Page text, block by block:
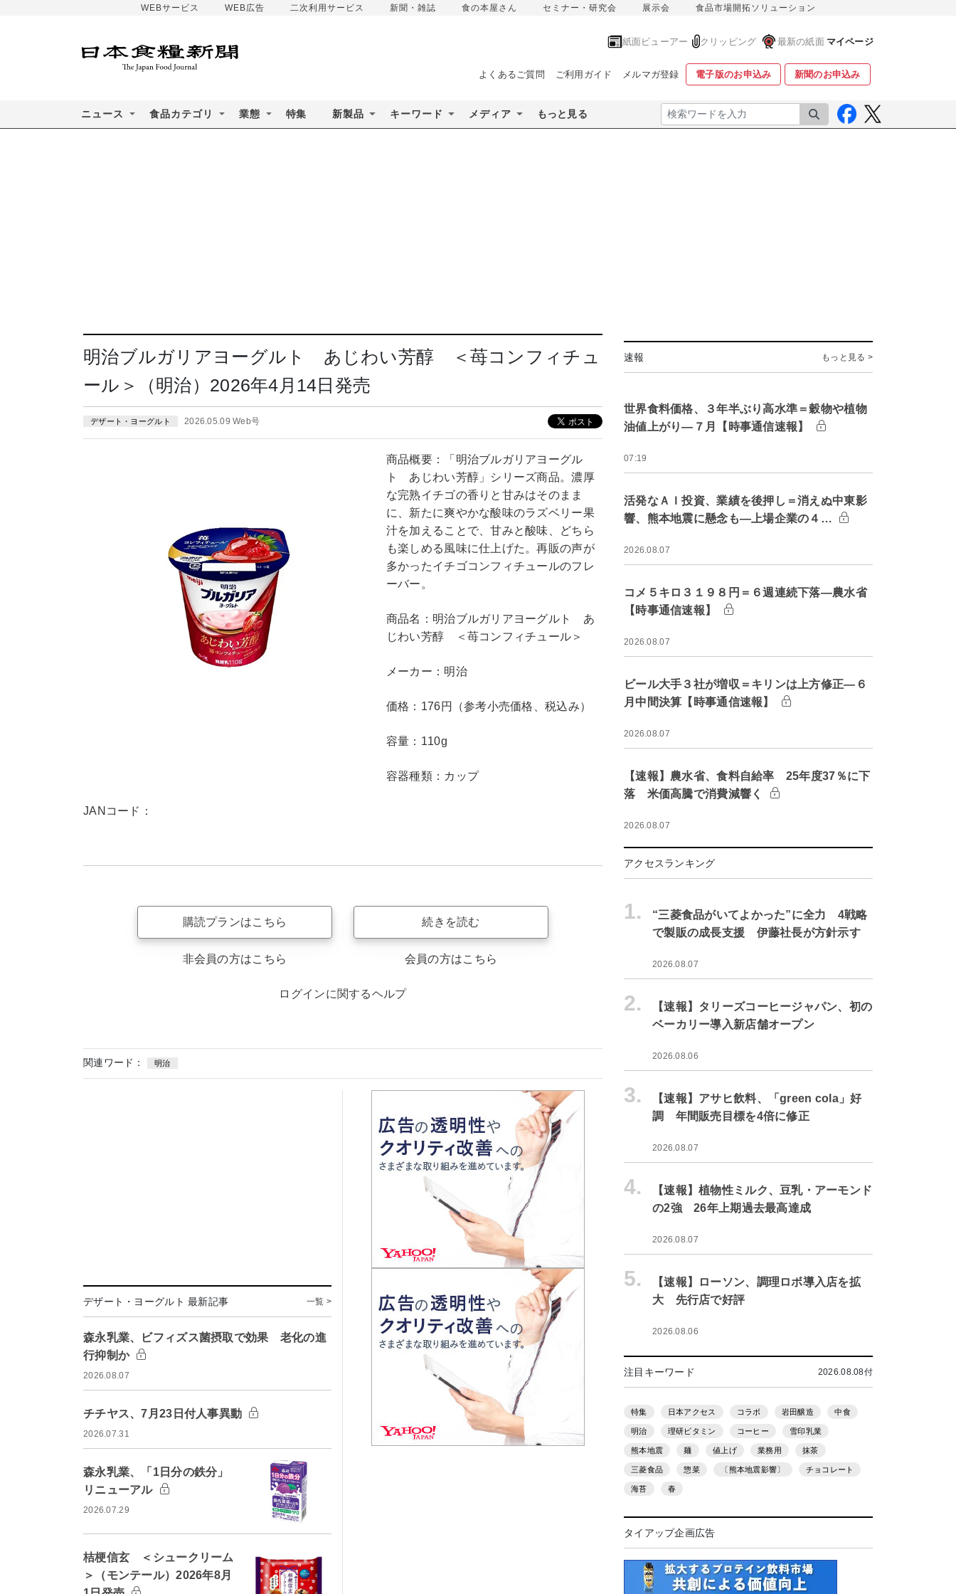
WEBサービス WEB広告 二次利用サービス 新聞・雑誌 食の本屋さん セミナー・研究会 展示会 食品市場開拓ソリューション
紙面ビューアー クリッピング 最新の紙面 マイページ
よくあるご質問 ご利用ガイド メルマガ登録 電子版のお申込み 新聞のお申込み
ニュース 食品カテゴリ 業態 特集 新製品 キーワード メディア もっと見る 検索
明治ブルガリアヨーグルト あじわい芳醇 ＜苺コンフィチュ
ール＞（明治）2026年4月14日発売
デザート・ヨーグルト 2026.05.09 Web号
商品概要：「明治ブルガリアヨーグル
ト あじわい芳醇」シリーズ商品。濃厚
な完熟イチゴの香りと甘みはそのまま
に、新たに爽やかな酸味のラズベリー果
汁を加えることで、甘みと酸味、どちら
も楽しめる風味に仕上げた。再販の声が
多かったイチゴコンフィチュールのフレ
ーバー。
商品名：明治ブルガリアヨーグルト あ
じわい芳醇 ＜苺コンフィチュール＞
メーカー：明治
価格：176円（参考小売価格、税込み）
容量：110g
容器種類：カップ
JANコード：
購読プランはこちら
非会員の方はこちら
続きを読む
会員の方はこちら
ログインに関するヘルプ
関連ワード： 明治
デザート・ヨーグルト 最新記事 一覧 >
森永乳業、ビフィズス菌摂取で効果 老化の進
行抑制か
2026.08.07
チチヤス、7月23日付人事異動
2026.07.31
森永乳業、「1日分の鉄分」
リニューアル
2026.07.29
桔梗信玄 ＜シュークリーム
＞（モンテール）2026年8月
速報 もっと見る >
世界食料価格、３年半ぶり高水準＝穀物や植物
油値上がり―７月【時事通信速報】
07:19
活発なＡＩ投資、業績を後押し＝消えぬ中東影
響、熊本地震に懸念も―上場企業の４…
2026.08.07
コメ５キロ３１９８円＝６週連続下落―農水省
【時事通信速報】
2026.08.07
ビール大手３社が増収＝キリンは上方修正―６
月中間決算【時事通信速報】
2026.08.07
【速報】農水省、食料自給率 25年度37％に下
落 米価高騰で消費減響く
2026.08.07
アクセスランキング
1.
“三菱食品がいてよかった”に全力 4戦略
で製販の成長支援 伊藤社長が方針示す
2026.08.07
2.
【速報】タリーズコーヒージャパン、初の
ベーカリー導入新店舗オープン
2026.08.06
3.
【速報】アサヒ飲料、「green cola」好
調 年間販売目標を4倍に修正
2026.08.07
4.
【速報】植物性ミルク、豆乳・アーモンド
の2強 26年上期過去最高達成
2026.08.07
5.
【速報】ローソン、調理ロボ導入店を拡
大 先行店で好評
2026.08.06
注目キーワード 2026.08.08付
特集 日本アクセス コラボ 岩田醸造 中食
明治 理研ビタミン コーヒー 雪印乳業
熊本地震 麺 値上げ 業務用 抹茶
三菱食品 惣菜 〔熊本地震影響〕 チョコレート
海苔 春
タイアップ企画広告